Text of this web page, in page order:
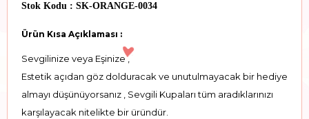
Stok Kodu : SK-ORANGE-0034
Ürün Kısa Açıklaması :
Sevgilinize veya Eşinize ,
Estetik açıdan göz dolduracak ve unutulmayacak bir hediye
almayı düşünüyorsanız , Sevgili Kupaları tüm aradıklarınızı
karşılayacak nitelikte bir üründür.